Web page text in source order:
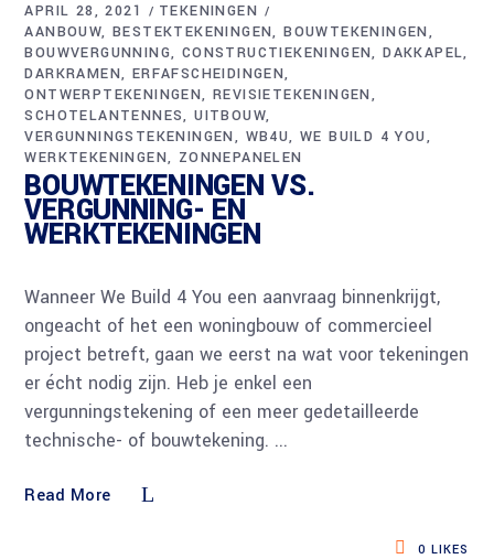
APRIL 28, 2021
TEKENINGEN
AANBOUW BESTEKTEKENINGEN BOUWTEKENINGEN
BOUWVERGUNNING CONSTRUCTIEKENINGEN DAKKAPEL
DARKRAMEN ERFAFSCHEIDINGEN
ONTWERPTEKENINGEN REVISIETEKENINGEN
SCHOTELANTENNES UITBOUW
VERGUNNINGSTEKENINGEN
WB4U WE BUILD 4 YOU
WERKTEKENINGEN
ZONNEPANELEN
BOUWTEKENINGEN VS.
VERGUNNING- EN
WERKTEKENINGEN
Wanneer We Build 4 You een aanvraag binnenkrijgt,
ongeacht of het een woningbouw of commercieel
project betreft, gaan we eerst na wat voor tekeningen
er écht nodig zijn. Heb je enkel een
vergunningstekening of een meer gedetailleerde
technische- of bouwtekening.
Read More
0 LIKES